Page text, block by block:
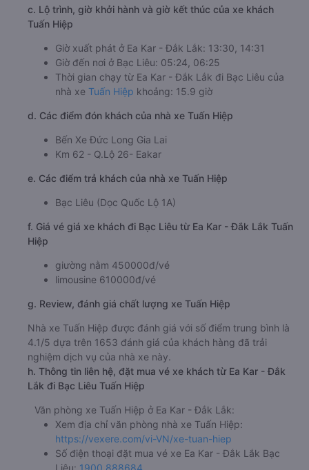
c. Lộ trình, giờ khởi hành và giờ kết thúc của xe khách
Tuấn Hiệp
Giờ xuất phát ở Ea Kar - Đắk Lắk: 13:30, 14:31
Giờ đến nơi ở Bạc Liêu: 05:24, 06:25
Thời gian chạy từ Ea Kar - Đắk Lắk đi Bạc Liêu của
nhà xe Tuấn Hiệp khoảng: 15.9 giờ
d. Các điểm đón khách của nhà xe Tuấn Hiệp
Bến Xe Đức Long Gia Lai
Km 62 - Q.Lộ 26- Eakar
e. Các điểm trả khách của nhà xe Tuấn Hiệp
Bạc Liêu (Dọc Quốc Lộ 1A)
f. Giá vé giá xe khách đi Bạc Liêu từ Ea Kar - Đắk Lắk Tuấn
Hiệp
giường nằm 450000đ/vé
limousine 610000đ/vé
g. Review, đánh giá chất lượng xe Tuấn Hiệp
Nhà xe Tuấn Hiệp được đánh giá với số điểm trung bình là
4.1/5 dựa trên 1653 đánh giá của khách hàng đã trải
nghiệm dịch vụ của nhà xe này.
h. Thông tin liên hệ, đặt mua vé xe khách từ Ea Kar - Đắk
Lắk đi Bạc Liêu Tuấn Hiệp
Văn phòng xe Tuấn Hiệp ở Ea Kar - Đắk Lắk:
Xem địa chỉ văn phòng nhà xe Tuấn Hiệp:
https://vexere.com/vi-VN/xe-tuan-hiep
Số điện thoại đặt mua vé xe Ea Kar - Đắk Lắk Bạc